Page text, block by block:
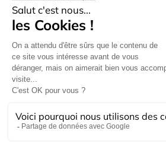
Bons de réduction
de ventes| © Hydrodis 2003-2026.